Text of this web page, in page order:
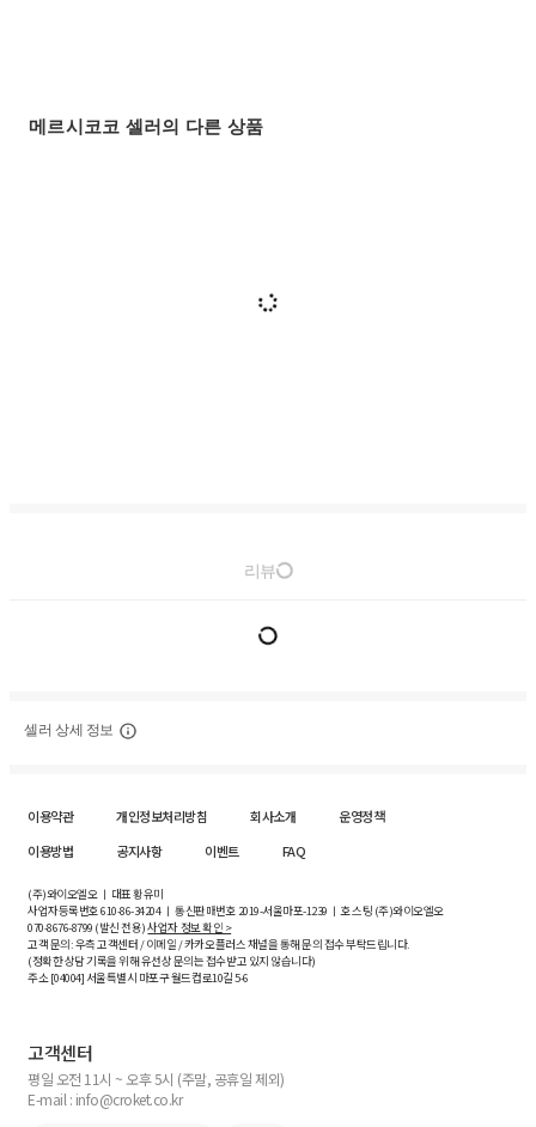
메르시코코 셀러의 다른 상품
리뷰
셀러 상세 정보
이용약관 개인정보처리방침 회사소개
운영정책
이용방법
공지사항 이벤트 FAQ
(주)와이오엘오 ㅣ 대표 황유미
사업자등록번호610-86-34204ㅣ 통신판매번호 2019-서울마포-1239 ㅣ 호스팅 (주)와이오엘오
070-8676-8799 (발신 전용)사업자 정보 확인 >
고객 문의: 우측 고객센터 / 이메일 / 카카오플러스 채널을 통해 문의 접수 부탁드립니다.
(정확한 상담 기록을 위해 유선상 문의는 접수받고 있지 않습니다)
주소 [04004] 서울특별시 마포구 월드컵로10길5-6
고객센터
평일 오전 11시 ~ 오후 5시 (주말, 공휴일 제외)
E-mail : info@croket.co.kr